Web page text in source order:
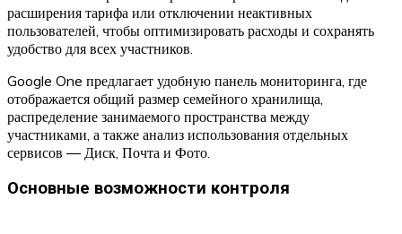
расширения тарифа или отключении неактивных
пользователей, чтобы оптимизировать расходы и сохранять
удобство для всех участников.
Google One предлагает удобную панель мониторинга, где
отображается общий размер семейного хранилища,
распределение занимаемого пространства между
участниками, а также анализ использования отдельных
сервисов — Диск, Почта и Фото.
Основные возможности контроля